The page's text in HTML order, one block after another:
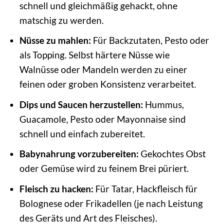
schnell und gleichmäßig gehackt, ohne
matschig zu werden.
Nüsse zu mahlen: Für Backzutaten, Pesto oder
als Topping. Selbst härtere Nüsse wie
Walnüsse oder Mandeln werden zu einer
feinen oder groben Konsistenz verarbeitet.
Dips und Saucen herzustellen: Hummus,
Guacamole, Pesto oder Mayonnaise sind
schnell und einfach zubereitet.
Babynahrung vorzubereiten: Gekochtes Obst
oder Gemüse wird zu feinem Brei püriert.
Fleisch zu hacken: Für Tatar, Hackfleisch für
Bolognese oder Frikadellen (je nach Leistung
des Geräts und Art des Fleisches).